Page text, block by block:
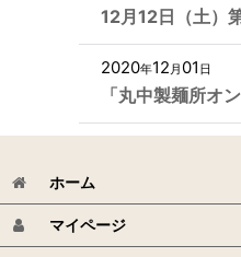
12月12日（土）
2020年12 月01 日
「丸中製麺所オ
ホーム
マイページ